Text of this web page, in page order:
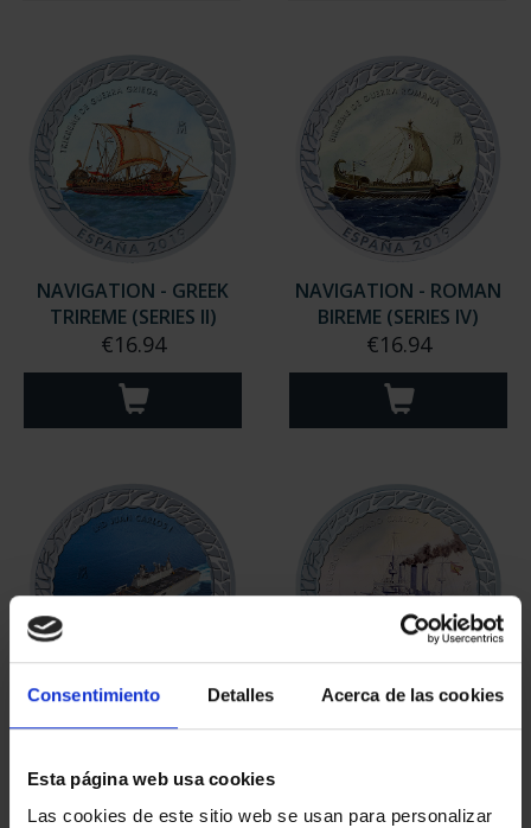
Consentimiento Detalles Acerca de las cookies
Esta página web usa cookies
Las cookies de este sitio web se usan para personalizar
NAVIGATION - GREEK
TRIREME (SERIES II)
€16.94
NAVIGATION - ROMAN
BIREME (SERIES IV)
€16.94
€16.94